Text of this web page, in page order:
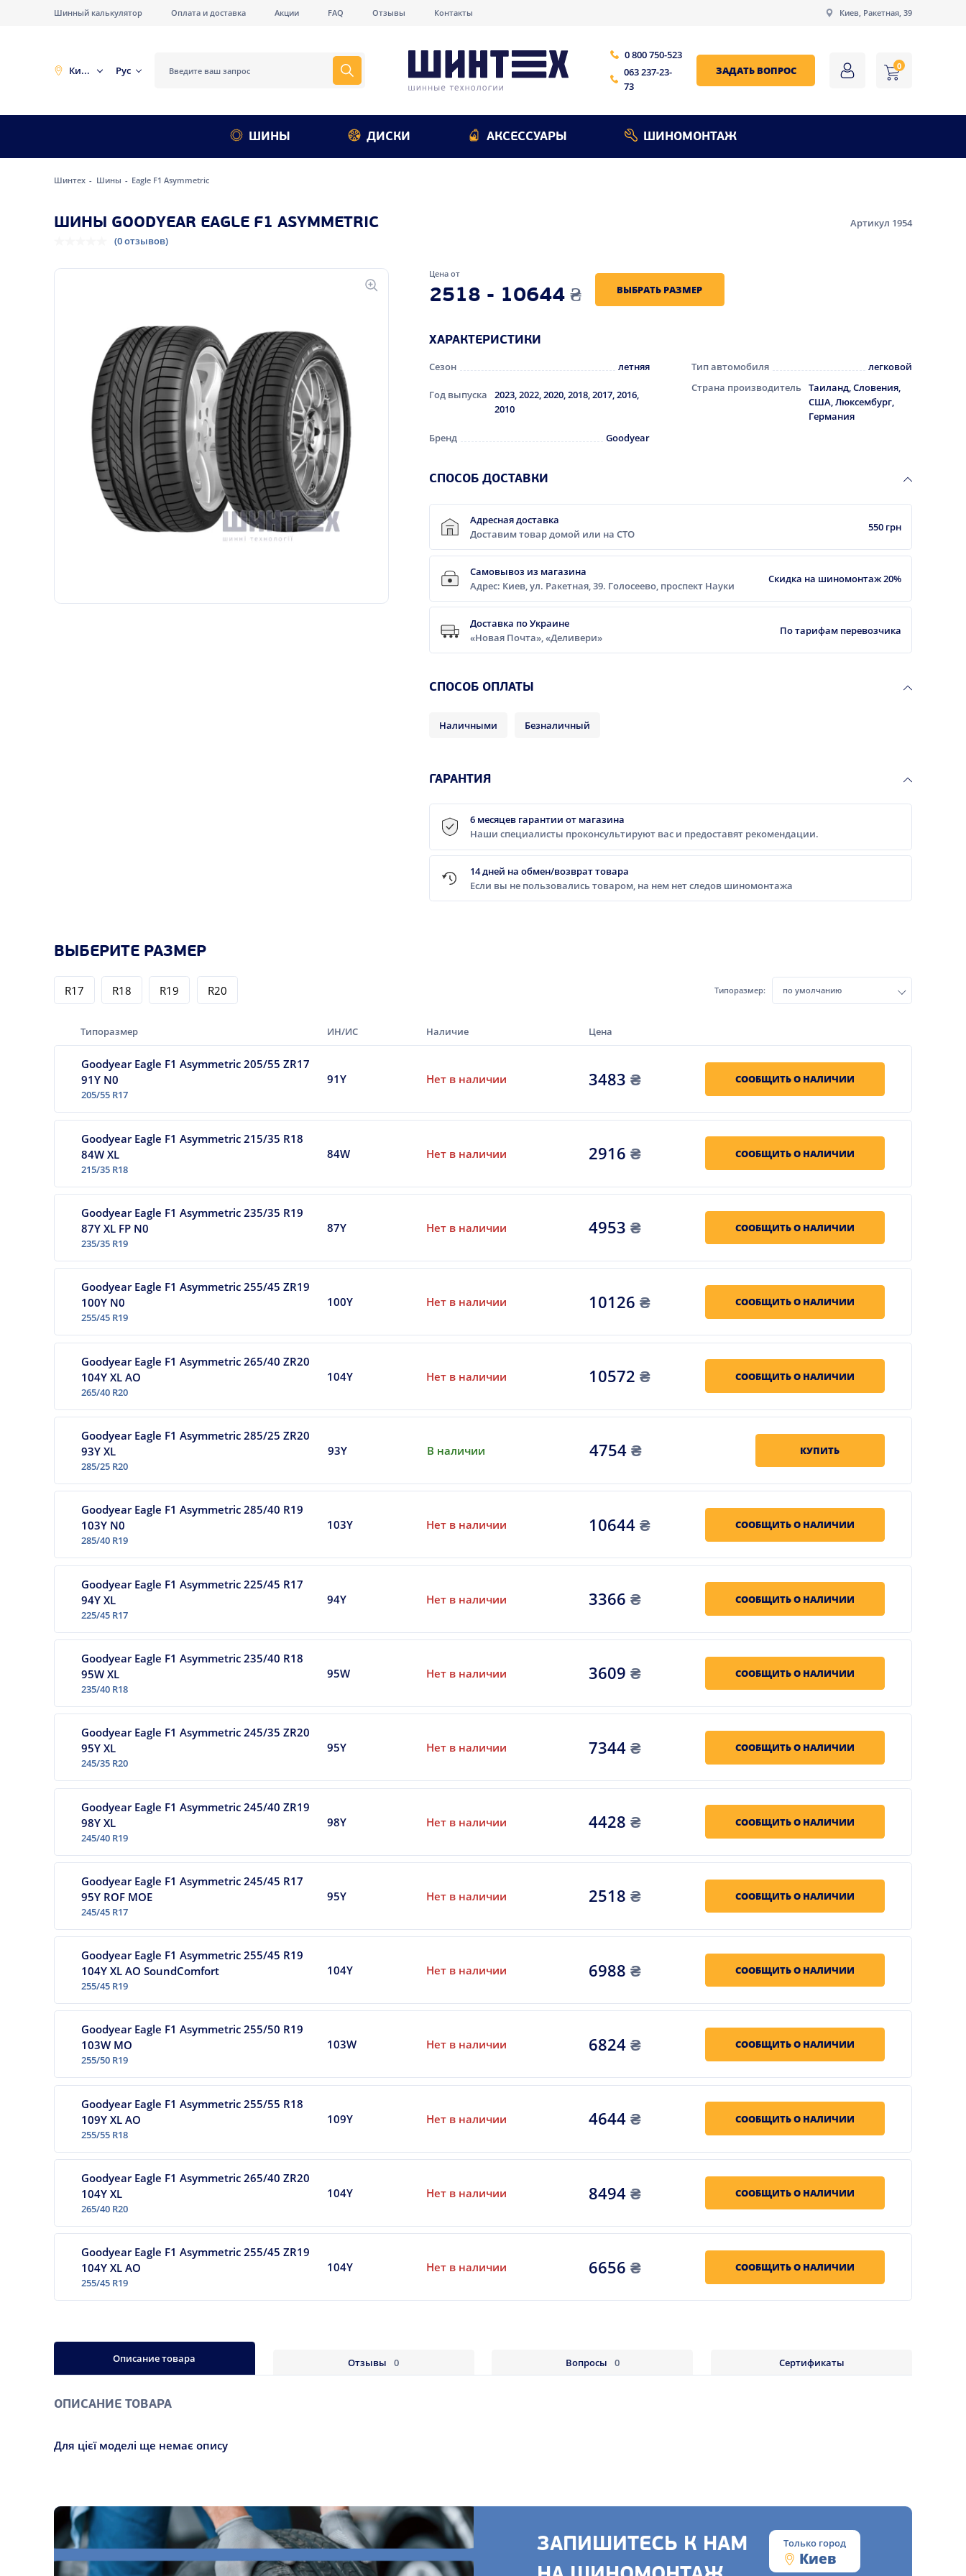
Шинный калькулятор Оплата и доставка Акции FAQ Отзывы Контакты Киев, Ракетная, 39
Киев Рус
0 800 750-523
063 237-23-
73
ЗАДАТЬ ВОПРОС 0
ШИНЫ ДИСКИ АКСЕССУАРЫ ШИНОМОНТАЖ
Шинтех Шины Eagle F1 Asymmetric
ШИНЫ GOODYEAR EAGLE F1 ASYMMETRIC
Артикул 1954
(0 отзывов)
Цена от
2518 - 10644 ₴ ВЫБРАТЬ РАЗМЕР
ХАРАКТЕРИСТИКИ
Сезон летняя Тип автомобиля легковой
Год выпуска
2023, 2022, 2020, 2018, 2017, 2016,
2010
Страна производитель Таиланд, Словения,
США, Люксембург,
Германия
Бренд
Goodyear
CПОСОБ ДОСТАВКИ
Адресная доставка
Доставим товар домой или на СТО
550 грн
Самовывоз из магазина
Адрес: Киев, ул. Ракетная, 39. Голосеево, проспект Науки
Скидка на шиномонтаж 20%
Доставка по Украине
«Новая Почта», «Деливери»
По тарифам перевозчика
CПОСОБ ОПЛАТЫ
Наличными Безналичный
ГАРАНТИЯ
6 месяцев гарантии от магазина
Наши специалисты проконсультируют вас и предоставят рекомендации.
14 дней на обмен/возврат товара
Если вы не пользовались товаром, на нем нет следов шиномонтажа
ВЫБЕРИТЕ РАЗМЕР
R17 R18 R19 R20 Типоразмер: по умолчанию
Типоразмер ИН/ИС Наличие Цена
Goodyear Eagle F1 Asymmetric 205/55 ZR17
91Y N0
205/55 R17
91Y Нет в наличии 3483 ₴ СООБЩИТЬ О НАЛИЧИИ
Goodyear Eagle F1 Asymmetric 215/35 R18
84W XL
215/35 R18
84W Нет в наличии 2916 ₴ СООБЩИТЬ О НАЛИЧИИ
Goodyear Eagle F1 Asymmetric 235/35 R19
87Y XL FP N0
235/35 R19
87Y Нет в наличии 4953 ₴ СООБЩИТЬ О НАЛИЧИИ
Goodyear Eagle F1 Asymmetric 255/45 ZR19
100Y N0
255/45 R19
100Y Нет в наличии 10126 ₴ СООБЩИТЬ О НАЛИЧИИ
Goodyear Eagle F1 Asymmetric 265/40 ZR20
104Y XL AO
265/40 R20
104Y Нет в наличии 10572 ₴ СООБЩИТЬ О НАЛИЧИИ
Goodyear Eagle F1 Asymmetric 285/25 ZR20
93Y XL
285/25 R20
93Y В наличии 4754₴ КУПИТЬ
Goodyear Eagle F1 Asymmetric 285/40 R19
103Y N0
285/40 R19
103Y Нет в наличии 10644₴ СООБЩИТЬ О НАЛИЧИИ
Goodyear Eagle F1 Asymmetric 225/45 R17
94Y XL
225/45 R17
94Y Нет в наличии 3366 ₴ СООБЩИТЬ О НАЛИЧИИ
Goodyear Eagle F1 Asymmetric 235/40 R18
95W XL
235/40 R18
95W Нет в наличии 3609 ₴ СООБЩИТЬ О НАЛИЧИИ
Goodyear Eagle F1 Asymmetric 245/35 ZR20
95Y XL
245/35 R20
95Y Нет в наличии 7344₴ СООБЩИТЬ О НАЛИЧИИ
Goodyear Eagle F1 Asymmetric 245/40 ZR19
98Y XL
245/40 R19
98Y Нет в наличии 4428 ₴ СООБЩИТЬ О НАЛИЧИИ
Goodyear Eagle F1 Asymmetric 245/45 R17
95Y ROF MOE
245/45 R17
95Y Нет в наличии 2518 ₴ СООБЩИТЬ О НАЛИЧИИ
Goodyear Eagle F1 Asymmetric 255/45 R19
104Y XL AO SoundComfort
255/45 R19
104Y Нет в наличии 6988 ₴ СООБЩИТЬ О НАЛИЧИИ
Goodyear Eagle F1 Asymmetric 255/50 R19
103W MO
255/50 R19
103W Нет в наличии 6824₴ СООБЩИТЬ О НАЛИЧИИ
Goodyear Eagle F1 Asymmetric 255/55 R18
109Y XL AO
255/55 R18
109Y Нет в наличии 4644₴ СООБЩИТЬ О НАЛИЧИИ
Goodyear Eagle F1 Asymmetric 265/40 ZR20
104Y XL
265/40 R20
104Y Нет в наличии 8494₴ СООБЩИТЬ О НАЛИЧИИ
Goodyear Eagle F1 Asymmetric 255/45 ZR19
104Y XL AO
255/45 R19
104Y Нет в наличии 6656 ₴ СООБЩИТЬ О НАЛИЧИИ
Описание товара Отзывы 0 Вопросы 0 Сертификаты
ОПИСАНИЕ ТОВАРА
Для цієї моделі ще немає опису
ЗАПИШИТЕСЬ К НАМ
Только город
Киев